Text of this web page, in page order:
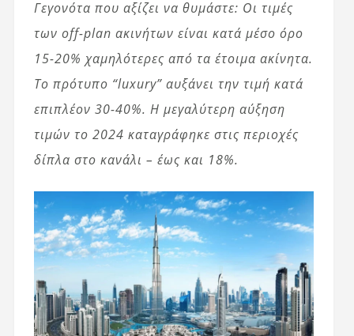
Γεγονότα που αξίζει να θυμάστε: Οι τιμές
των off-plan ακινήτων είναι κατά μέσο όρο
15-20% χαμηλότερες από τα έτοιμα ακίνητα.
Το πρότυπο “luxury” αυξάνει την τιμή κατά
επιπλέον 30-40%. Η μεγαλύτερη αύξηση
τιμών το 2024 καταγράφηκε στις περιοχές
δίπλα στο κανάλι – έως και 18%.